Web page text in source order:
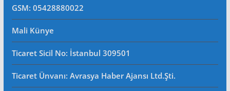
GSM: 05428880022
Mali Künye
Ticaret Sicil No: İstanbul 309501
Ticaret Ünvanı: Avrasya Haber Ajansı Ltd.Şti.